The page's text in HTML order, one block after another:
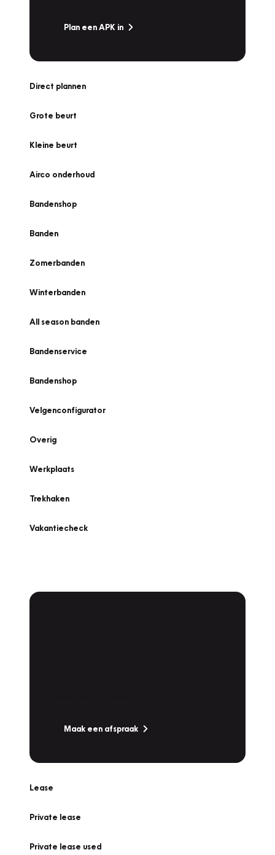
Plan een APK in
Direct plannen
Grote beurt
Kleine beurt
Airco onderhoud
Bandenshop
Banden
Zomerbanden
Winterbanden
All season banden
Bandenservice
Bandenshop
Velgenconfigurator
Overig
Werkplaats
Trekhaken
Vakantiecheck
Maak een afspraak
Lease
Private lease
Private lease used